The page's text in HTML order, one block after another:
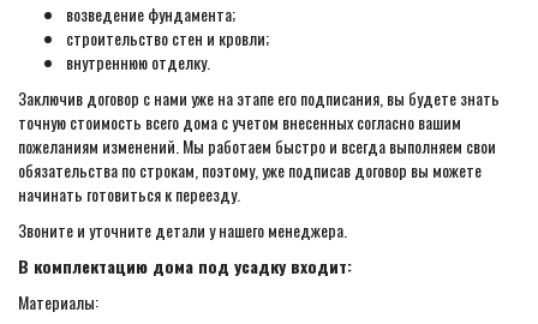
возведение фундамента;
строительство стен и кровли;
внутреннюю отделку.
Заключив договор с нами уже на этапе его подписания, вы будете знать
точную стоимость всего дома с учетом внесенных согласно вашим
пожеланиям изменений. Мы работаем быстро и всегда выполняем свои
обязательства по строкам, поэтому, уже подписав договор вы можете
начинать готовиться к переезду.
Звоните и уточните детали у нашего менеджера.
В комплектацию дома под усадку входит:
Материалы: